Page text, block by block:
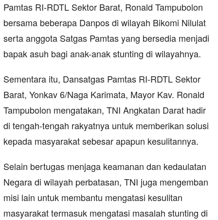
Pamtas RI-RDTL Sektor Barat, Ronald Tampubolon
bersama beberapa Danpos di wilayah Bikomi Nilulat
serta anggota Satgas Pamtas yang bersedia menjadi
bapak asuh bagi anak-anak stunting di wilayahnya.
Sementara itu, Dansatgas Pamtas RI-RDTL Sektor
Barat, Yonkav 6/Naga Karimata, Mayor Kav. Ronald
Tampubolon mengatakan, TNI Angkatan Darat hadir
di tengah-tengah rakyatnya untuk memberikan solusi
kepada masyarakat sebesar apapun kesulitannya.
Selain bertugas menjaga keamanan dan kedaulatan
Negara di wilayah perbatasan, TNI juga mengemban
misi lain untuk membantu mengatasi kesulitan
masyarakat termasuk mengatasi masalah stunting di